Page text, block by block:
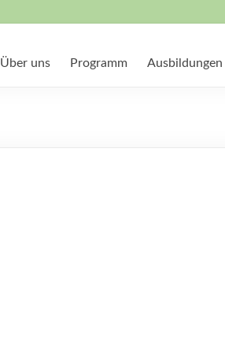
Über uns Programm Ausbildungen